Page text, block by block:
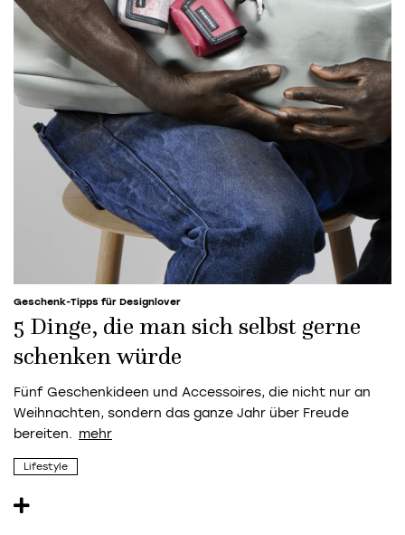
Geschenk-Tipps für Designlover
5 Dinge, die man sich selbst gerne
schenken würde
Fünf Geschenkideen und Accessoires, die nicht nur an
Weihnachten, sondern das ganze Jahr über Freude
bereiten.
Lifestyle